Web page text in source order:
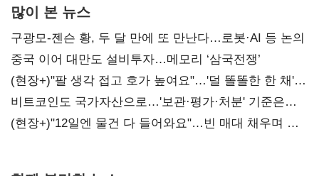
많이 본 뉴스
구광모-젠슨 황, 두 달 만에 또 만난다…로봇·AI 등 논의
중국 이어 대만도 설비투자…메모리 ‘삼국전쟁’
(현장+)"팔 생각 접고 호가 높여요"…'덜 똘똘한 한 채'
20억 키맞추기
비트코인도 국가자산으로…'보관·평가·처분' 기준은
숙제
(현장+)"12일엔 물건 다 들어와요"…빈 매대 채우며 문